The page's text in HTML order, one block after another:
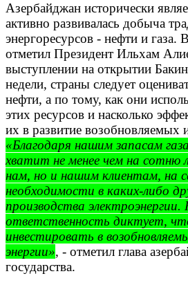
Азербайджан исторически
активно развивалась добыча
энергоресурсов - нефти и газа.
отметил Президент Ильхам
выступлении на открытии
недели, страны следует
нефти, а по тому, как они
этих ресурсов и насколько
их в развитие возобновляемых
«Благодаря нашим запасам
хватит не менее чем на сотню
нам, но и нашим клиентам, на
необходимости в каких-либо
производства
ответственность диктует,
инвестировать в
энергии», - отметил глава
государства.